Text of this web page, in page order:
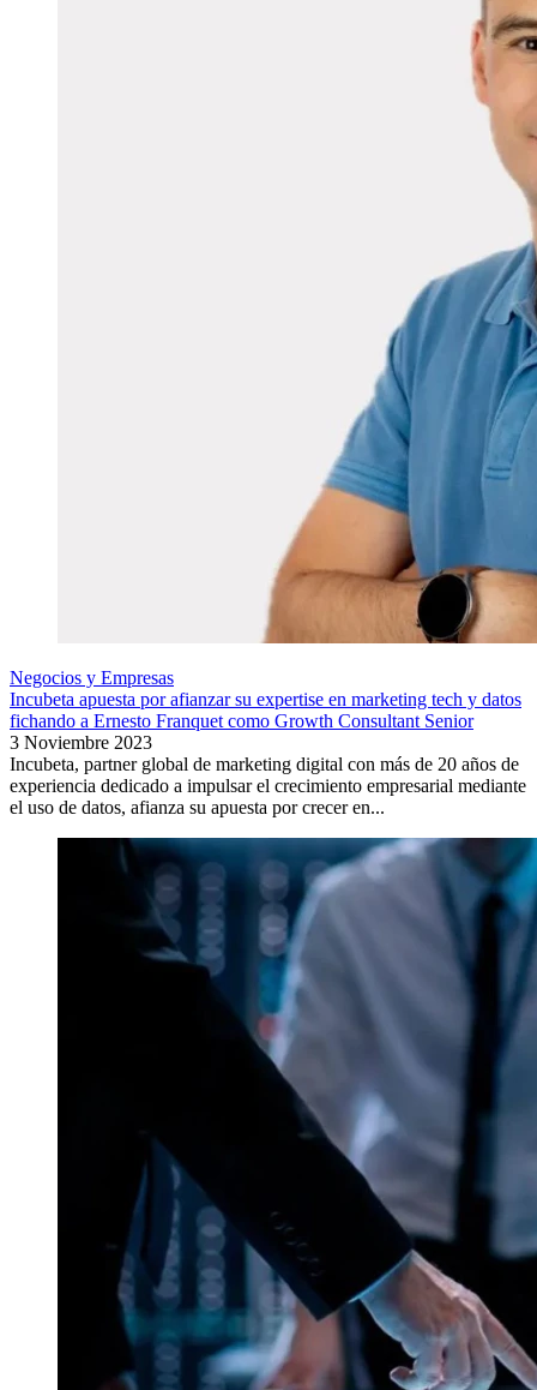
Negocios y Empresas
Incubeta apuesta por afianzar su expertise en marketing tech y datos
fichando a Ernesto Franquet como Growth Consultant Senior
3 Noviembre 2023
Incubeta, partner global de marketing digital con más de 20 años de
experiencia dedicado a impulsar el crecimiento empresarial mediante
el uso de datos, afianza su apuesta por crecer en...